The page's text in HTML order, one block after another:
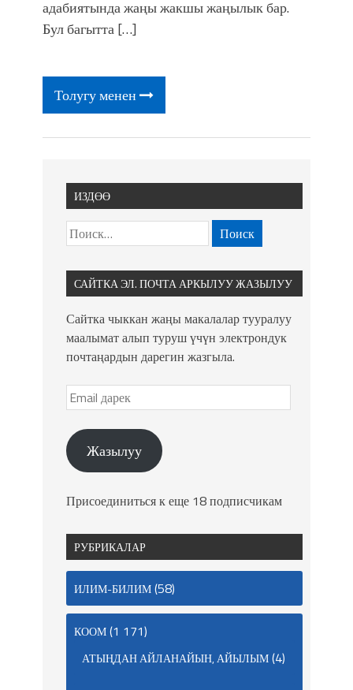
Park'ка 30 миң адам чогулду
адабиятында жаңы жакшы жаңылык бар.
Бул багытта […]
Толугу менен
ИЗДӨӨ
САЙТКА ЭЛ. ПОЧТА АРКЫЛУУ ЖАЗЫЛУУ
Сайтка чыккан жаңы макалалар тууралуу
маалымат алып туруш үчүн электрондук
почтаңардын дарегин жазгыла.
Жазылуу
Присоединиться к еще 18 подписчикам
РУБРИКАЛАР
ИЛИМ-БИЛИМ(58)
КООМ(1 171)
АТЫҢДАН АЙЛАНАЙЫН, АЙЫЛЫМ(4)